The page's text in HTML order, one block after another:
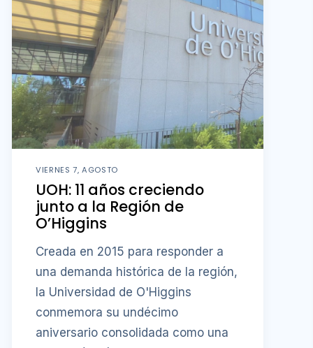
VIERNES 7, AGOSTO
UOH: 11 años creciendo
junto a la Región de
O’Higgins
Creada en 2015 para responder a
una demanda histórica de la región,
la Universidad de O'Higgins
conmemora su undécimo
aniversario consolidada como una